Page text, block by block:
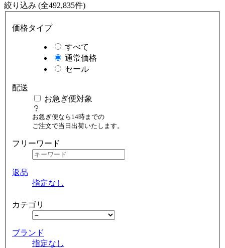
絞り込み (全492,835件)
価格タイプ
すべて
通常価格
セール
配送
お急ぎ便対象
お急ぎ便なら14時までの
ご注文で当日出荷いたします。
フリーワード
返品
指定なし
カテゴリ
ブランド
指定なし